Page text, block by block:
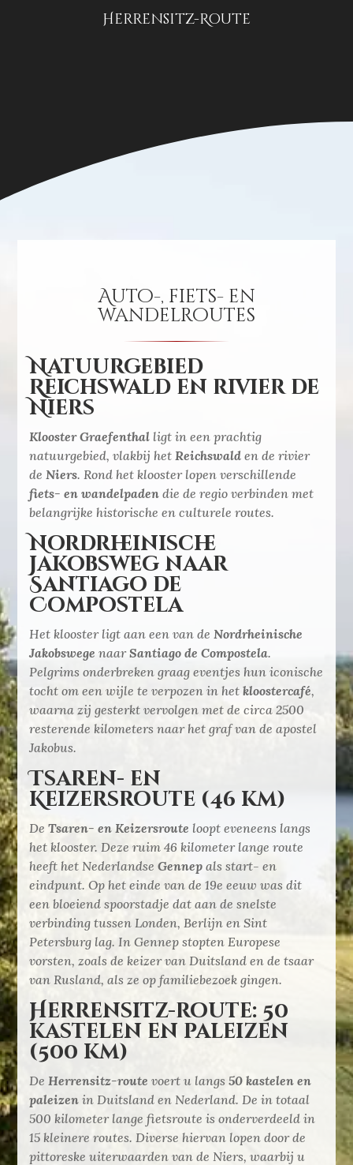
Herrensitz-Route
Auto-, fiets- en
wandelroutes
Natuurgebied
Reichswald en rivier de
Niers
Klooster Graefenthal ligt in een prachtig
natuurgebied, vlakbij hetReichswald en de rivier
deNiers. Rond het klooster lopen verschillende
fiets- en wandelpaden die de regio verbinden met
belangrijke historische en culturele routes.
Nordrheinische
Jakobsweg naar
Santiago de
Compostela
Het klooster ligt aan een van deNordrheinische
Jakobswege naarSantiago de Compostela.
Pelgrims onderbreken graag eventjes hun iconische
tocht om een wijle te verpozen in hetkloostercafé,
waarna zij gesterkt vervolgen met de circa 2500
resterende kilometers naar het graf van de apostel
Jakobus.
Tsaren- en
Keizersroute (46 km)
DeTsaren- en Keizersroute loopt eveneens langs
het klooster. Deze ruim 46 kilometer lange route
heeft het NederlandseGennep als start- en
eindpunt. Op het einde van de 19e eeuw was dit
een bloeiend spoorstadje dat aan de snelste
verbinding tussen Londen, Berlijn en Sint
Petersburg lag. In Gennep stopten Europese
vorsten, zoals de keizer van Duitsland en de tsaar
van Rusland, als ze op familiebezoek gingen.
Herrensitz-route: 50
kastelen en paleizen
(500 km)
DeHerrensitz-route voert u langs50 kastelen en
paleizen in Duitsland en Nederland. De in totaal
500 kilometer lange fietsroute is onderverdeeld in
15 kleinere routes. Diverse hiervan lopen door de
pittoreske uiterwaarden van de Niers, waarbij u